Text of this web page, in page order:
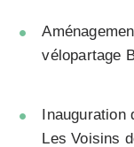
vélopartage
Inauguration
Les Voisins